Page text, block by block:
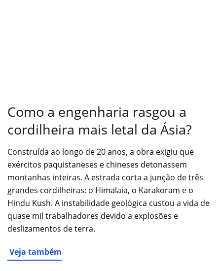
Como a engenharia rasgou a
cordilheira mais letal da Ásia?
Construída ao longo de 20 anos, a obra exigiu que
exércitos paquistaneses e chineses detonassem
montanhas inteiras. A estrada corta a junção de três
grandes cordilheiras: o Himalaia, o Karakoram e o
Hindu Kush. A instabilidade geológica custou a vida de
quase mil trabalhadores devido a explosões e
deslizamentos de terra.
Veja também